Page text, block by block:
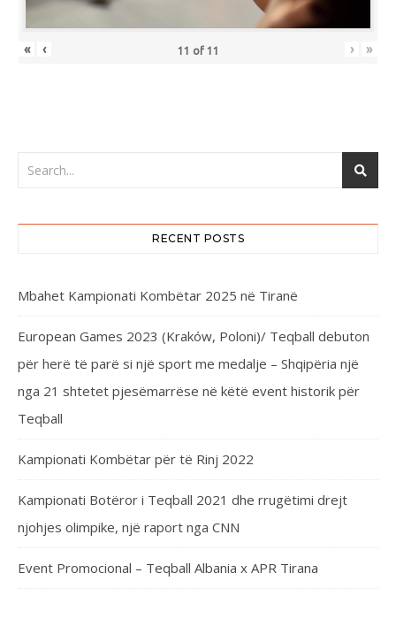
« ‹ 11 of 11 › »
RECENT POSTS
Mbahet Kampionati Kombëtar 2025 në Tiranë
European Games 2023 (Kraków, Poloni)/ Teqball debuton
për herë të parë si një sport me medalje – Shqipëria një
nga 21 shtetet pjesëmarrëse në këtë event historik për
Teqball
Kampionati Kombëtar për të Rinj 2022
Kampionati Botëror i Teqball 2021 dhe rrugëtimi drejt
njohjes olimpike, një raport nga CNN
Event Promocional – Teqball Albania x APR Tirana